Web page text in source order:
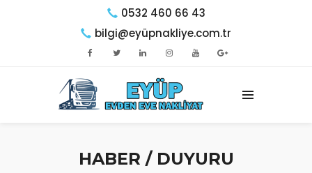
0532 460 66 43
bilgi@eyüpnakliye.com.tr
HABER / DUYURU